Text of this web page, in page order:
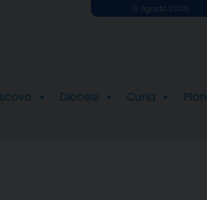
6 Agosto 2026
Diocesi Curia